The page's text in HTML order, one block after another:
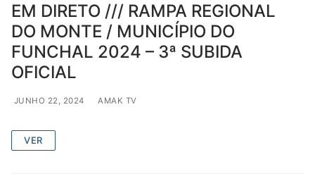
EM DIRETO /// RAMPA REGIONAL
DO MONTE / MUNICÍPIO DO
FUNCHAL 2024 – 3ª SUBIDA
OFICIAL
JUNHO 22, 2024 AMAK TV
VER